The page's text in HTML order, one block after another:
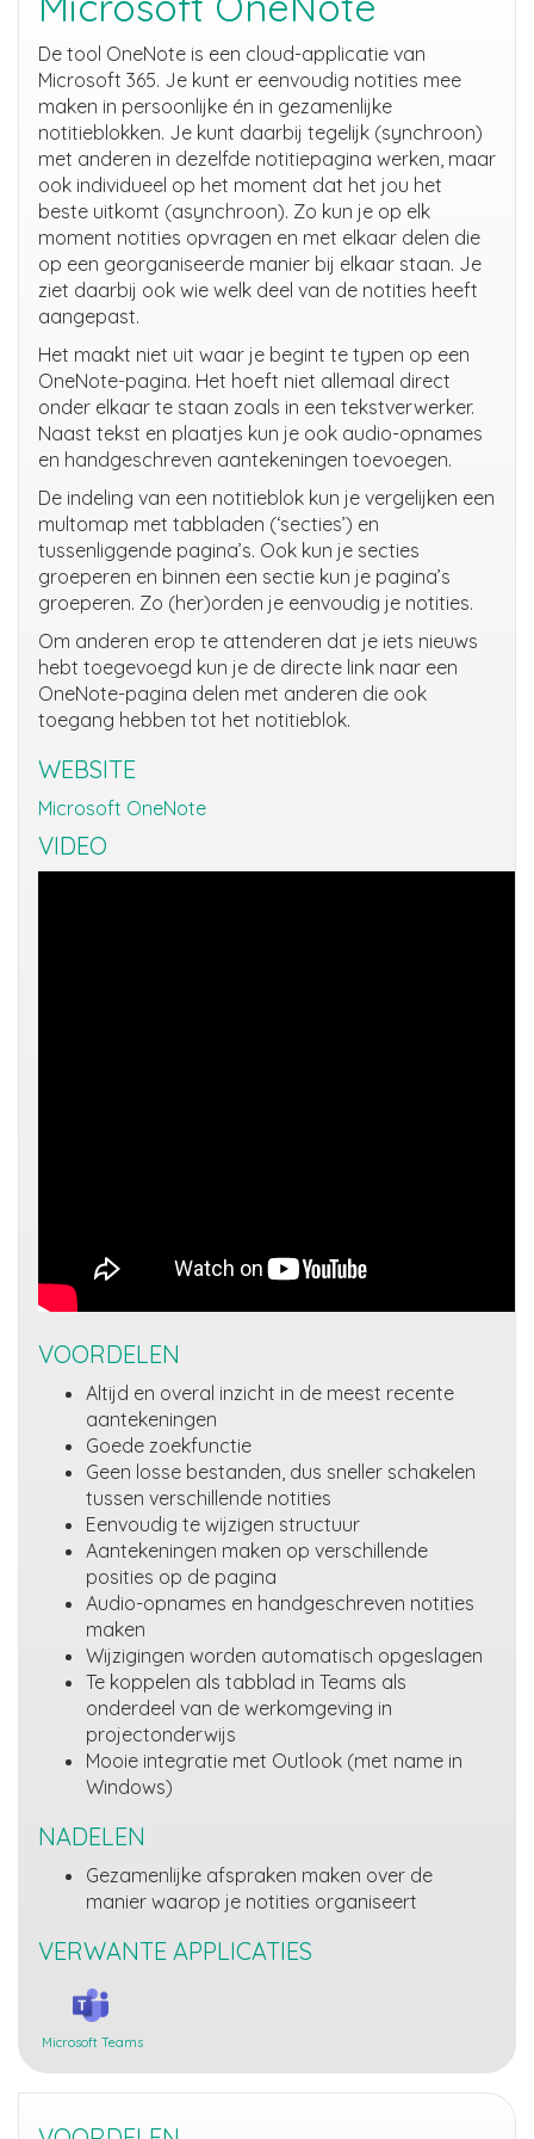
De tool OneNote is een cloud-applicatie van
Microsoft 365. Je kunt er eenvoudig notities mee
maken in persoonlijke én in gezamenlijke
notitieblokken. Je kunt daarbij tegelijk (synchroon)
met anderen in dezelfde notitiepagina werken, maar
ook individueel op het moment dat het jou het
beste uitkomt (asynchroon). Zo kun je op elk
moment notities opvragen en met elkaar delen die
op een georganiseerde manier bij elkaar staan. Je
ziet daarbij ook wie welk deel van de notities heeft
aangepast.
Het maakt niet uit waar je begint te typen op een
OneNote-pagina. Het hoeft niet allemaal direct
onder elkaar te staan zoals in een tekstverwerker.
Naast tekst en plaatjes kun je ook audio-opnames
en handgeschreven aantekeningen toevoegen.
De indeling van een notitieblok kun je vergelijken een
multomap met tabbladen (‘secties’) en
tussenliggende pagina’s. Ook kun je secties
groeperen en binnen een sectie kun je pagina’s
groeperen. Zo (her)orden je eenvoudig je notities.
Om anderen erop te attenderen dat je iets nieuws
hebt toegevoegd kun je de directe link naar een
OneNote-pagina delen met anderen die ook
toegang hebben tot het notitieblok.
WEBSITE
Microsoft OneNote
VIDEO
VOORDELEN
Altijd en overal inzicht in de meest recente
aantekeningen
Goede zoekfunctie
Geen losse bestanden, dus sneller schakelen
tussen verschillende notities
Eenvoudig te wijzigen structuur
Aantekeningen maken op verschillende
posities op de pagina
Audio-opnames en handgeschreven notities
maken
Wijzigingen worden automatisch opgeslagen
Te koppelen als tabblad in Teams als
onderdeel van de werkomgeving in
projectonderwijs
Mooie integratie met Outlook (met name in
Windows)
NADELEN
Gezamenlijke afspraken maken over de
manier waarop je notities organiseert
VERWANTE APPLICATIES
Microsoft Teams